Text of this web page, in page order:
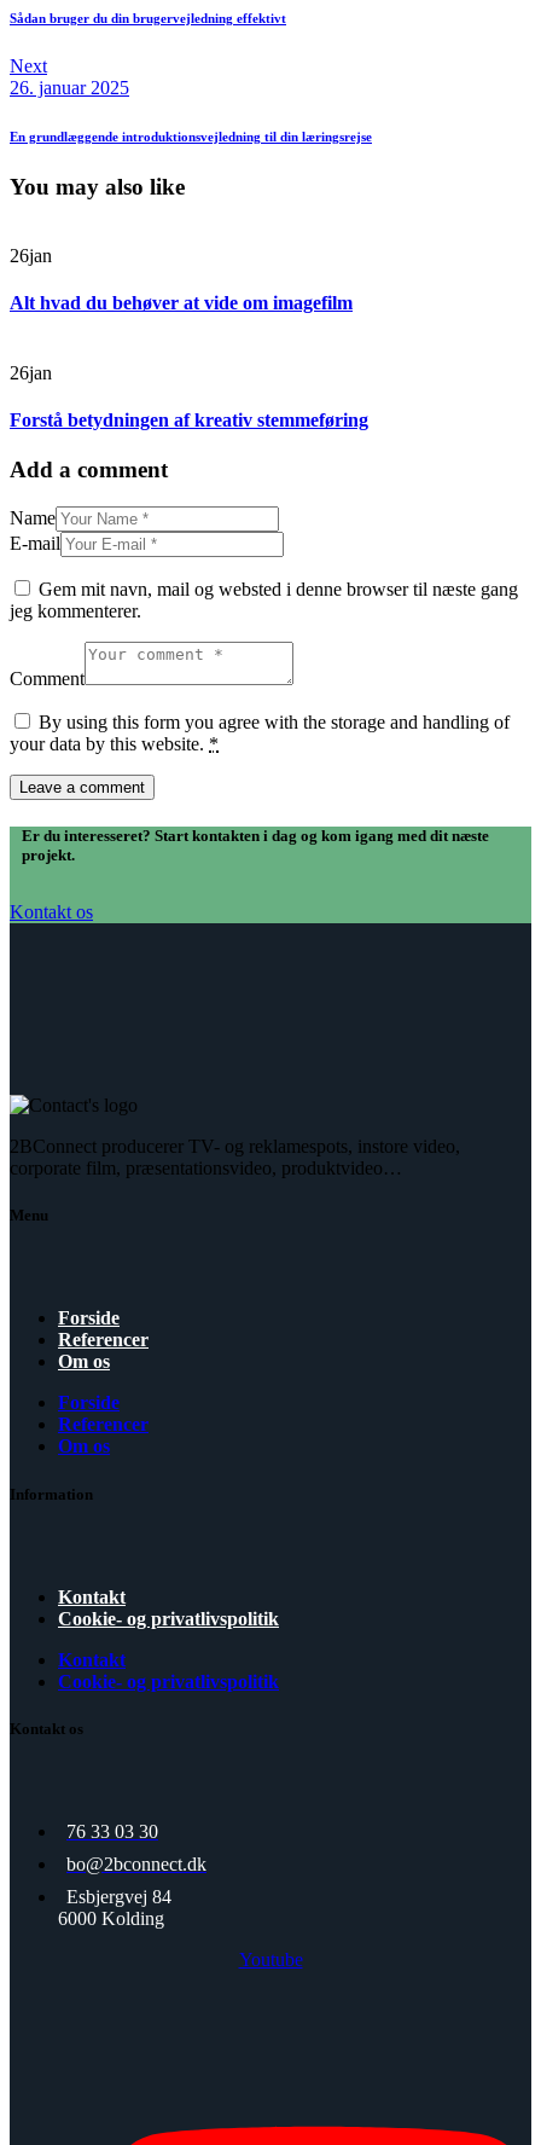
Sådan bruger du din brugervejledning effektivt
Next
26. januar 2025
En grundlæggende introduktionsvejledning til din læringsrejse
You may also like
26jan
Alt hvad du behøver at vide om imagefilm
26jan
Forstå betydningen af kreativ stemmeføring
Add a comment
Name
E-mail
Gem mit navn, mail og websted i denne browser til næste gang
jeg kommenterer.
Comment
By using this form you agree with the storage and handling of
your data by this website. *
Er du interesseret? Start kontakten i dag og kom igang med dit næste
projekt.
Kontakt os
2BConnect producerer TV- og reklamespots, instore video,
corporate film, præsentationsvideo, produktvideo…
Menu
Forside
Referencer
Om os
Forside
Referencer
Om os
Information
Kontakt
Cookie- og privatlivspolitik
Kontakt
Cookie- og privatlivspolitik
Kontakt os
76 33 03 30
bo@2bconnect.dk
Esbjergvej 84
6000 Kolding
Youtube